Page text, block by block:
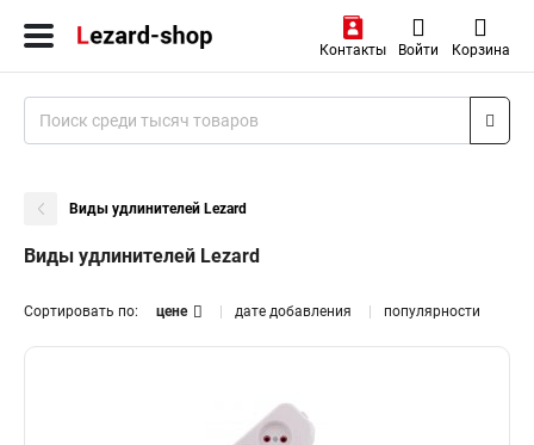
Контакты Войти Корзина
Виды удлинителей Lezard
Виды удлинителей Lezard
Сортировать по: цене дате добавления популярности